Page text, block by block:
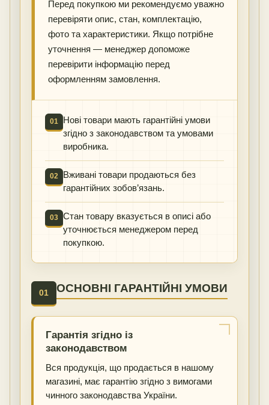
Перед покупкою ми рекомендуємо уважно
перевіряти опис, стан, комплектацію,
фото та характеристики. Якщо потрібне
уточнення — менеджер допоможе
перевірити інформацію перед
оформленням замовлення.
01
Нові товари мають гарантійні умови
згідно з законодавством та умовами
виробника.
02
Вживані товари продаються без
гарантійних зобов’язань.
03 Стан товару вказується в описі або
уточнюється менеджером перед
покупкою.
01 ОСНОВНІ ГАРАНТІЙНІ УМОВИ
Гарантія згідно із
законодавством
Вся продукція, що продається в нашому
магазині, має гарантію згідно з вимогами
чинного законодавства України.